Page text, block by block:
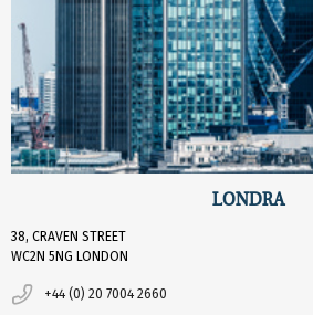
LONDRA
38, CRAVEN STREET
WC2N 5NG LONDON
+44 (0) 20 7004 2660